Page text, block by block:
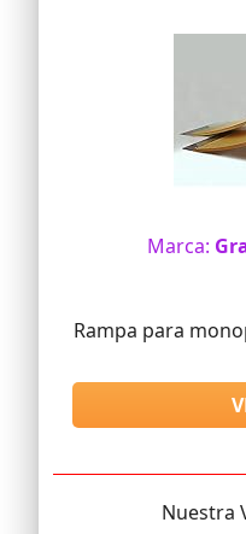
Marca:
Rampa para
Nuestra